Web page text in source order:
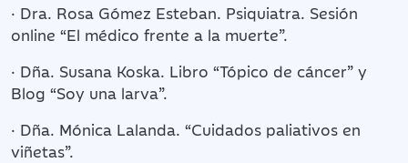
· Dra. Rosa Gómez Esteban. Psiquiatra. Sesión
online “El médico frente a la muerte”.
· Dña. Susana Koska. Libro “Tópico de cáncer” y
Blog “Soy una larva”.
· Dña. Mónica Lalanda. “Cuidados paliativos en
viñetas”.